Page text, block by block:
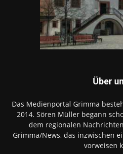
Über
Das Medienportal Grimma
2014. Sören Müller begann
dem regionalen
Grimma/News, das inzwischen
vorweisen